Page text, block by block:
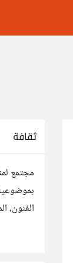
ثقافة
مجتمع
الفنون،